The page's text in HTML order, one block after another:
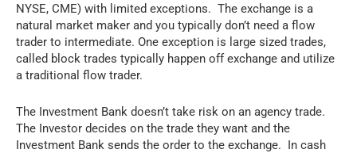
NYSE, CME) with limited exceptions. The exchange is a
natural market maker and you typically don’t need a flow
trader to intermediate. One exception is large sized trades,
called block trades typically happen off exchange and utilize
a traditional flow trader.
The Investment Bank doesn’t take risk on an agency trade.
The Investor decides on the trade they want and the
Investment Bank sends the order to the exchange. In cash